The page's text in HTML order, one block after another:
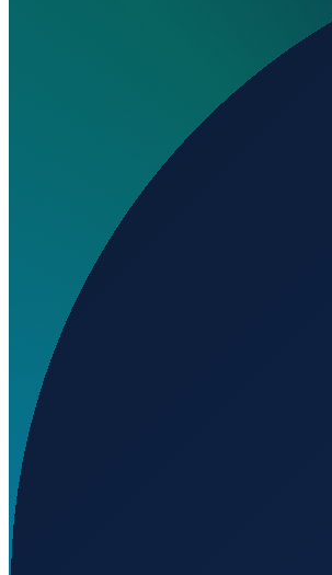
Wo liegt Aeródromo Belvis de
Auf welcher Höhe liegt Aeródromo
Monroy?
Wird geladen...
39.85136
Barcelona